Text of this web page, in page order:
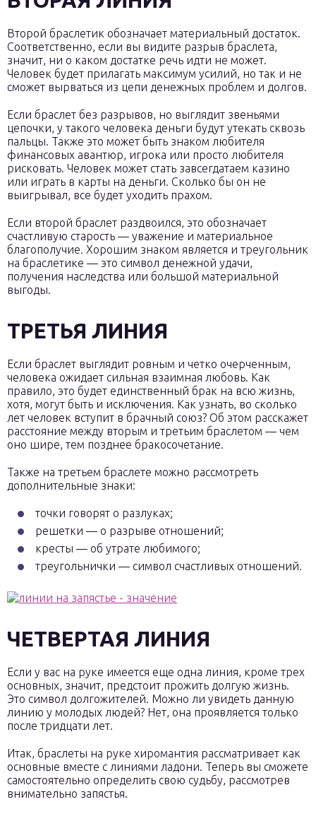
Второй браслетик обозначает материальный достаток.
Соответственно, если вы видите разрыв браслета,
значит, ни о каком достатке речь идти не может.
Человек будет прилагать максимум усилий, но так и не
сможет вырваться из цепи денежных проблем и долгов.
Если браслет без разрывов, но выглядит звеньями
цепочки, у такого человека деньги будут утекать сквозь
пальцы. Также это может быть знаком любителя
финансовых авантюр, игрока или просто любителя
рисковать. Человек может стать завсегдатаем казино
или играть в карты на деньги. Сколько бы он не
выигрывал, все будет уходить прахом.
Если второй браслет раздвоился, это обозначает
счастливую старость — уважение и материальное
благополучие. Хорошим знаком является и треугольник
на браслетике — это символ денежной удачи,
получения наследства или большой материальной
выгоды.
ТРЕТЬЯ ЛИНИЯ
Если браслет выглядит ровным и четко очерченным,
человека ожидает сильная взаимная любовь. Как
правило, это будет единственный брак на всю жизнь,
хотя, могут быть и исключения. Как узнать, во сколько
лет человек вступит в брачный союз? Об этом расскажет
расстояние между вторым и третьим браслетом — чем
оно шире, тем позднее бракосочетание.
Также на третьем браслете можно рассмотреть
дополнительные знаки:
точки говорят о разлуках;
решетки — о разрыве отношений;
кресты — об утрате любимого;
треугольнички — символ счастливых отношений.
ЧЕТВЕРТАЯ ЛИНИЯ
Если у вас на руке имеется еще одна линия, кроме трех
основных, значит, предстоит прожить долгую жизнь.
Это символ долгожителей. Можно ли увидеть данную
линию у молодых людей? Нет, она проявляется только
после тридцати лет.
Итак, браслеты на руке хиромантия рассматривает как
основные вместе с линиями ладони. Теперь вы сможете
самостоятельно определить свою судьбу, рассмотрев
внимательно запястья.